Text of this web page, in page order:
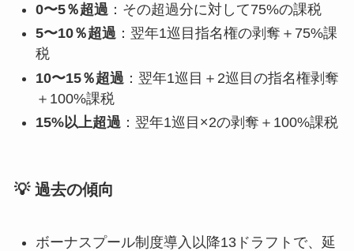
0〜5％超過 ：その超過分に対して75%の課税
5〜10％超過：翌年1巡目指名権の剥奪＋75%課
税
10〜15％超過 ：翌年1巡目＋2巡目の指名権剥奪
＋100%課税
15%以上超過：翌年1巡目×2の剥奪＋100%課税
💡 過去の傾向
ボーナスプール制度導入以降13ドラフトで、延